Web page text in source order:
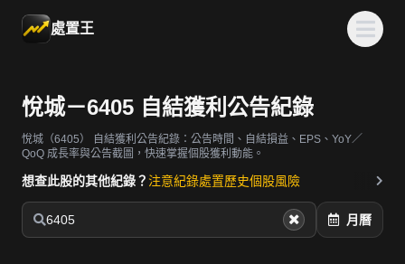
處置王
悅城－6405 自結獲利公告紀錄
悅城（6405）
自結獲利公告紀錄：公告時間、自結損益、EPS、YoY／
QoQ 成長率與公告截圖，快速掌握個股獲利動能。
想查此股的其他紀錄？ 注意紀錄處置歷史個股風險
6405 月曆